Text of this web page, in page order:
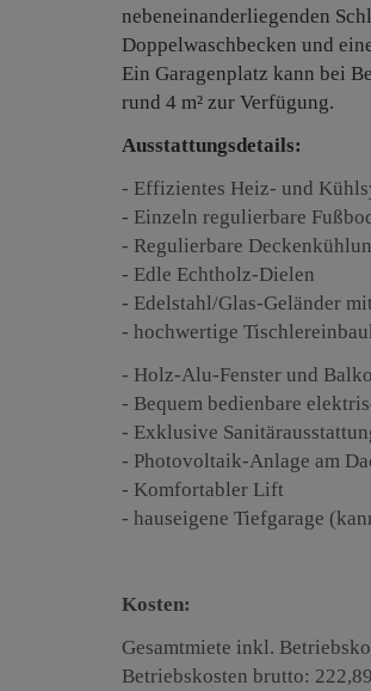
nebeneinanderliegenden
Doppelwaschbecken und
Ein Garagenplatz kann bei
rund 4 m² zur Verfügung.
Ausstattungsdetails:
- Effizientes Heiz- und
- Einzeln regulierbare
- Regulierbare
- Edle Echtholz-Dielen
- Edelstahl/Glas-Geländer
- hochwertige
- Holz-Alu-Fenster und
- Bequem bedienbare
- Exklusive
- Photovoltaik-Anlage am
- Komfortabler Lift
- hauseigene Tiefgarage
Kosten:
Gesamtmiete inkl.
Betriebskosten brutto: